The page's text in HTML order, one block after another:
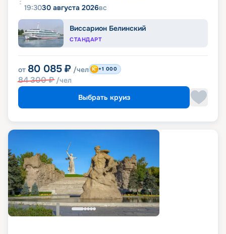
19:3030 августа 2026вс
Виссарион Белинский
СТАНДАРТ
от 80 085 ₽ /чел
84 300₽ /чел
+1 000
Выбрать круиз